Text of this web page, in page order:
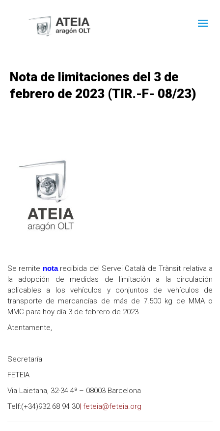
Nota de limitaciones del 3 de
febrero de 2023 (TIR.-F- 08/23)
Se remite nota recibida del Servei Català de Trànsit relativa a
la adopción de medidas de limitación a la circulación
aplicables a los vehículos y conjuntos de vehículos de
transporte de mercancías de más de 7.500 kg de MMA o
MMC para hoy día 3 de febrero de 2023.
Atentamente,
Secretaría
FETEIA
Via Laietana, 32-34 4ª – 08003 Barcelona
Telf:(+34)932 68 94 30| feteia@feteia.org